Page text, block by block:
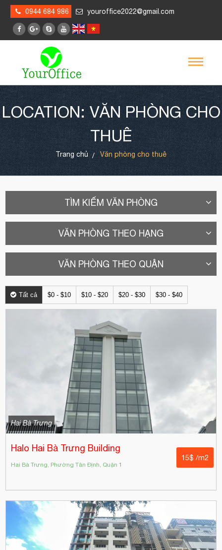
0944 684 986 youroffice2022@gmail.com
LOCATION: VĂN PHÒNG CHO
THUÊ
Trang chủ Văn phòng cho thuê
TÌM KIẾM VĂN PHÒNG
VĂN PHÒNG THEO HẠNG
VĂN PHÒNG THEO QUẬN
Tất cả $0 - $10 $10 - $20 $20 - $30 $30 - $40
Hai Bà Trưng
Halo Hai Bà Trưng Building
Hai Bà Trưng, Phường Tân Định, Quận 1
15$ /m2